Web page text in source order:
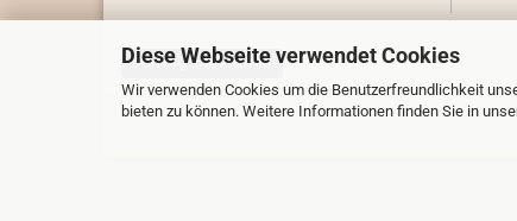
Diese Webseite verwendet Cookies
Wir verwenden Cookies um die Benutzerfreundlichkeit
bieten zu können. Weitere Informationen finden Sie in
Vertrag widerrufen